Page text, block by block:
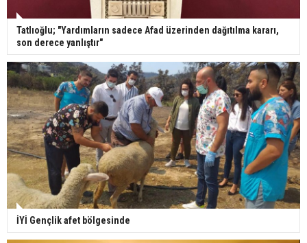
Tatlıoğlu; "Yardımların sadece Afad üzerinden dağıtılma kararı,
son derece yanlıştır"
İYİ Gençlik afet bölgesinde